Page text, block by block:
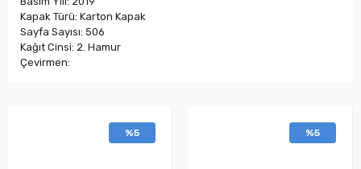
Kapak Türü: Karton Kapak
Sayfa Sayısı: 506
Kağıt Cinsi: 2. Hamur
Çevirmen:
%5 %5